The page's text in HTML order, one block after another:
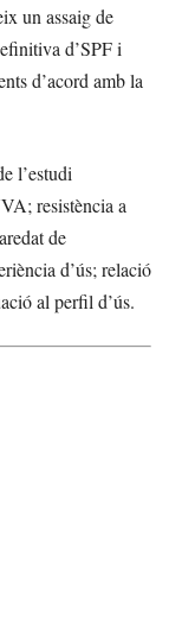
un assaig de
d’SPF i
d’acord amb la
l’estudi
resistència a
de
d’ús; relació
al perfil d’ús.